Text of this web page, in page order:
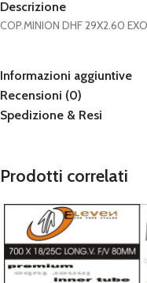
Descrizione
COP.MINION DHF 29X2.60
Informazioni aggiuntive
Recensioni (0)
Spedizione & Resi
Prodotti correlati